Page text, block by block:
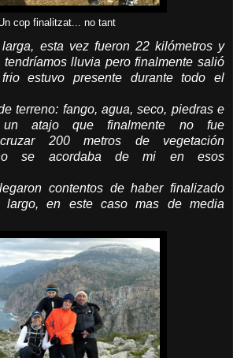
cop finalitzat... no tant
esta vez fueron 22 kilómetros y
lluvia pero finalmente salió
estuvo presente durante todo el
terreno: fango, agua, seco, piedras e
un atajo que finalmente no fue
200 metros de vegetación
se acordaba de mi en esos
contentos de haber finalizado
largo, en este caso mas de media